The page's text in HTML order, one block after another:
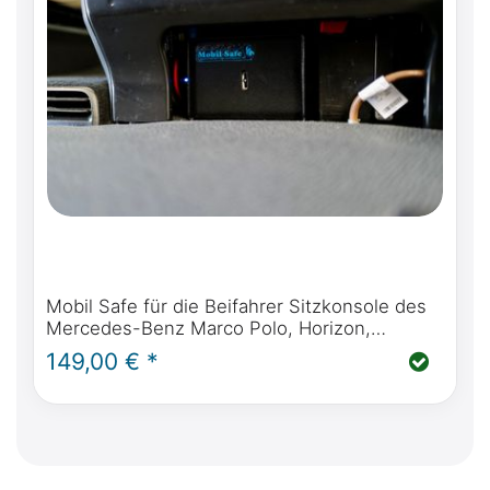
Mobil Safe für die Beifahrer Sitzkonsole des
Mercedes-Benz Marco Polo, Horizon,
Activity, optional inkl. Einbau
149,00 € *